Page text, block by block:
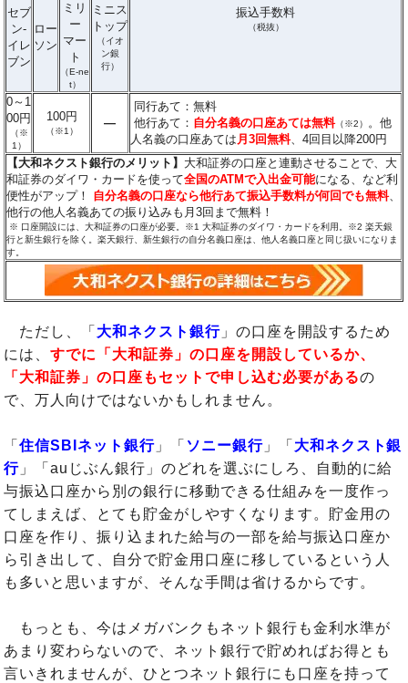
振込手数料
（税抜）
セブ
ン-
イレ
ブン
ロー
ソン
ミリ
ー
マー
ト
（E-ne
t）
ミニス
トップ
（イオ
ン銀
行）
0～1
00円
（※
1）
100円
（※1）
―
同行あて：無料
他行あて： 自分名義の口座あては無料（※2） 。他
人名義の口座あては月3回無料、4回目以降200円
【大和ネクスト銀行のメリット】 大和証券の口座と連動させることで、大
和証券のダイワ・カードを使って全国のATMで入出金可能になる、など利
便性がアップ！ 自分名義の口座なら他行あて振込手数料が何回でも無料、
他行の他人名義あての振り込みも月3回まで無料！
※ 口座開設には、大和証券の口座が必要。※1 大和証券のダイワ・カードを利用。 ※2 楽天銀
行と新生銀行を除く。楽天銀行、新生銀行の自分名義口座は、他人名義口座と同じ扱いになりま
す。
ただし、「 大和ネクスト銀行」の口座を開設するため
には、すでに「大和証券」の口座を開設しているか、
「大和証券」の口座もセットで申し込む必要があるの
で、万人向けではないかもしれません。
「住信SBIネット銀行 」「 ソニー銀行」「 大和ネクスト銀
行 」「auじぶん銀行」のどれを選ぶにしろ、自動的に給
与振込口座から別の銀行に移動できる仕組みを一度作っ
てしまえば、とても貯金がしやすくなります。貯金用の
口座を作り、振り込まれた給与の一部を給与振込口座か
ら引き出して、自分で貯金用口座に移しているという人
も多いと思いますが、そんな手間は省けるからです。
もっとも、今はメガバンクもネット銀行も金利水準が
あまり変わらないので、ネット銀行で貯めればお得とも
言いきれませんが、ひとつネット銀行にも口座を持って